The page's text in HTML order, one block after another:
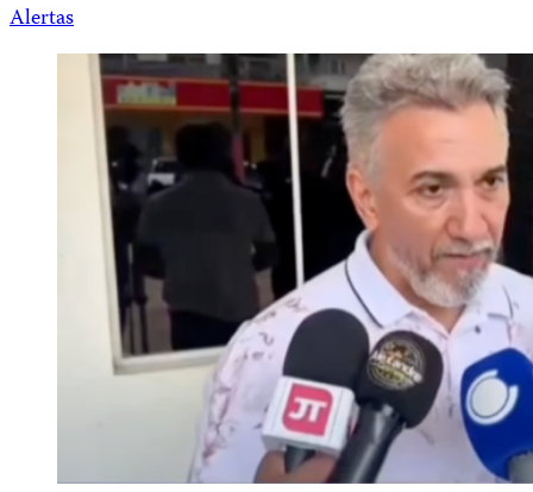
Alertas